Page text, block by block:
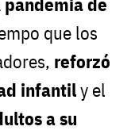
que los
reforzó
infantily el
a su